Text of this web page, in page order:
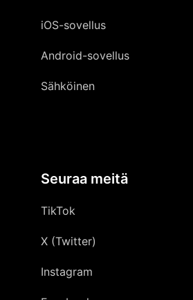
iOS-sovellus
Android-sovellus
Sähköinen
Seuraa meitä
TikTok
X (Twitter)
Instagram